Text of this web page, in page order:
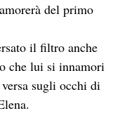
del primo
il filtro anche
che lui si innamori
sugli occhi di